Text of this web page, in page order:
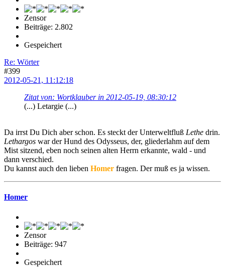
Zensor
Beiträge: 2.802
Gespeichert
Re: Wörter
#399
2012-05-21, 11:12:18
Zitat von: Wortklauber in 2012-05-19, 08:30:12
(...) Letargie (...)
Da irrst Du Dich aber schon. Es steckt der Unterweltfluß Lethe drin.
Lethargos war der Hund des Odysseus, der, gliederlahm auf dem
Mist sitzend, eben noch seinen alten Herrn erkannte, wald - und
dann verschied.
Du kannst auch den lieben Homer fragen. Der muß es ja wissen.
Homer
Zensor
Beiträge: 947
Gespeichert